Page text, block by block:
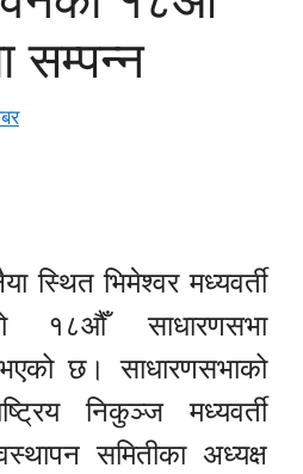
सम्पन्न
स्थित भिमेश्वर मध्यवर्ती
१८औँ साधारणसभा
छ। साधारणसभाको
निकुञ्ज मध्यवर्ती
समितीका अध्यक्ष